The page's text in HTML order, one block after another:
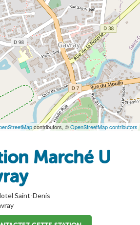
contributors, ©OpenStreetMap contributors
Marché U
Saint-Denis